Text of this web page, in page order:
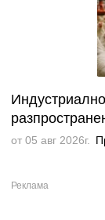
от 05 авг 2026г.